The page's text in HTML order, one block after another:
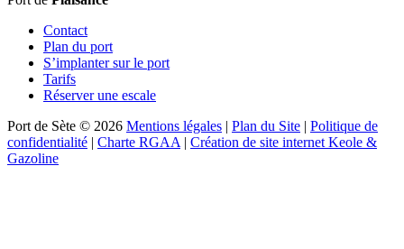
Contact
Plan du port
S’implanter sur le port
Tarifs
Réserver une escale
Port de Sète © 2026 Mentions légales | Plan du Site | Politique de
confidentialité | Charte RGAA | Création de site internet Keole &
Gazoline